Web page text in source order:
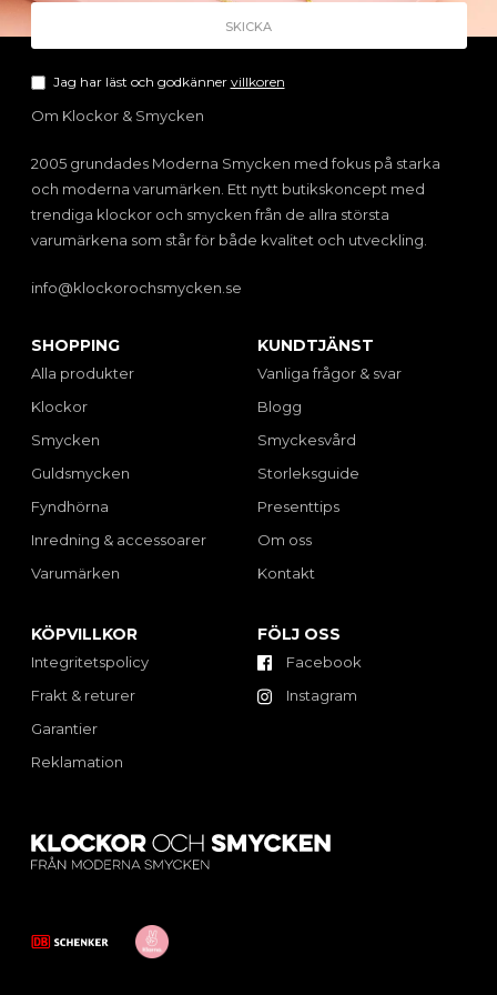
Jag har läst och godkänner villkoren
Om Klockor & Smycken
2005 grundades Moderna Smycken med fokus på starka
och moderna varumärken. Ett nytt butikskoncept med
trendiga klockor och smycken från de allra största
varumärkena som står för både kvalitet och utveckling.
info@klockorochsmycken.se
SHOPPING
Alla produkter
Klockor
Smycken
Guldsmycken
Fyndhörna
Inredning & accessoarer
Varumärken
KUNDTJÄNST
Vanliga frågor & svar
Blogg
Smyckesvård
Storleksguide
Presenttips
Om oss
Kontakt
KÖPVILLKOR
Integritetspolicy
Frakt & returer
Garantier
Reklamation
FÖLJ OSS
Facebook
Instagram